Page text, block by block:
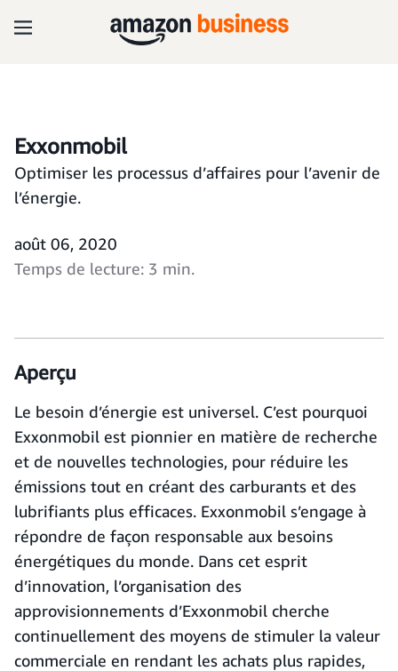
Exxonmobil
Optimiser les processus d’affaires pour l’avenir de
l’énergie.
août 06, 2020
Temps de lecture: 3 min.
Aperçu
Le besoin d’énergie est universel. C’est pourquoi
Exxonmobil est pionnier en matière de recherche
et de nouvelles technologies, pour réduire les
émissions tout en créant des carburants et des
lubrifiants plus efficaces. Exxonmobil s’engage à
répondre de façon responsable aux besoins
énergétiques du monde. Dans cet esprit
d’innovation, l’organisation des
approvisionnements d’Exxonmobil cherche
continuellement des moyens de stimuler la valeur
commerciale en rendant les achats plus rapides,